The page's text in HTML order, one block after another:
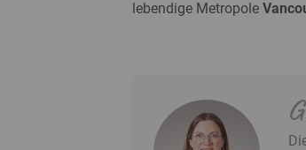
lebendige Metropole